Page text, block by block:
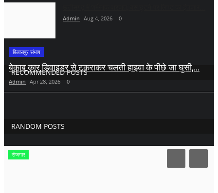
Admin Aug 4, 2026 0
RECOMMENDED POSTS
बिलासपुर संभाग
बेकाबू कार डिवाइडर से टकराकर चलती हाइवा के पीछे जा घुसी,...
Admin Apr 28, 2026 0
RANDOM POSTS
रोजगार